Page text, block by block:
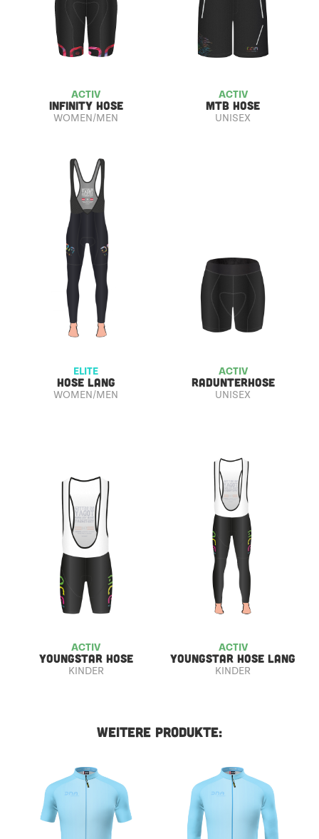
ACTIV
INFINITY HOSE
WOMEN/MEN
ACTIV
MTB HOSE
UNISEX
ELITE
HOSE LANG
WOMEN/MEN
ACTIV
RADUNTERHOSE
UNISEX
ACTIV
YOUNGSTAR HOSE
KINDER
ACTIV
YOUNGSTAR HOSE LANG
KINDER
WEITERE PRODUKTE: